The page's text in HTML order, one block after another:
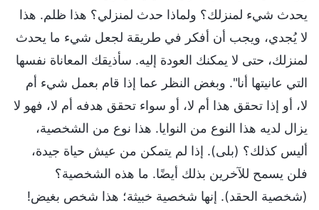
يحدث شيء لمنزلك؟ ولماذا حدث لمنزلي؟ هذا ظلم. هذا
لا يُجدي، ويجب أن أفكر في طريقة لجعل شيء ما يحدث
لمنزلك، حتى لا يمكنك العودة إليه. سأذيقك المعاناة نفسها
التي عانيتها أنا". وبغض النظر عما إذا قام بعمل شيء أم
لا، أو إذا تحقق هذا أم لا، أو سواء تحقق هدفه أم لا، فهو لا
يزال لديه هذا النوع من النوايا. هذا نوع من الشخصية،
أليس كذلك؟ (بلى). إذا لم يتمكن من عيش حياة جيدة،
فلن يسمح للآخرين بذلك أيضًا. ما هذه الشخصية؟
(شخصية الحقد). إنها شخصية خبيثة؛ هذا شخص بغيض!